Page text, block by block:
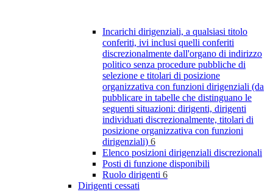
Incarichi dirigenziali, a qualsiasi titolo
conferiti, ivi inclusi quelli conferiti
discrezionalmente dall'organo di indirizzo
politico senza procedure pubbliche di
selezione e titolari di posizione
organizzativa con funzioni dirigenziali (da
pubblicare in tabelle che distinguano le
seguenti situazioni: dirigenti, dirigenti
individuati discrezionalmente, titolari di
posizione organizzativa con funzioni
dirigenziali) 6
Elenco posizioni dirigenziali discrezionali
Posti di funzione disponibili
Ruolo dirigenti 6
Dirigenti cessati